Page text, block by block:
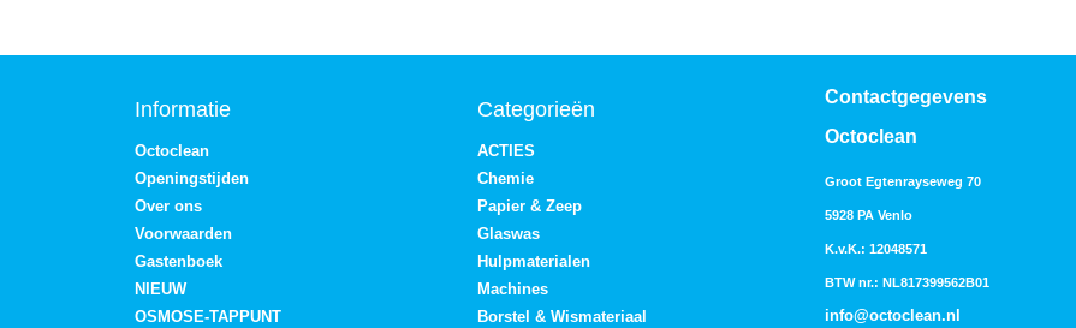
Informatie
Octoclean
Openingstijden
Over ons
Voorwaarden
Gastenboek
NIEUW
OSMOSE-TAPPUNT
Categorieën
ACTIES
Chemie
Papier & Zeep
Glaswas
Hulpmaterialen
Machines
Borstel & Wismateriaal
Contactgegevens
Octoclean
Groot Egtenrayseweg 70
5928 PA Venlo
K.v.K.: 12048571
BTW nr.: NL817399562B01
info@octoclean.nl